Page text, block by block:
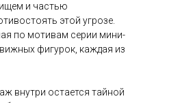
и частью
этой угрозе.
по мотивам серии мини-
фигурок, каждая из
внутри остается тайной